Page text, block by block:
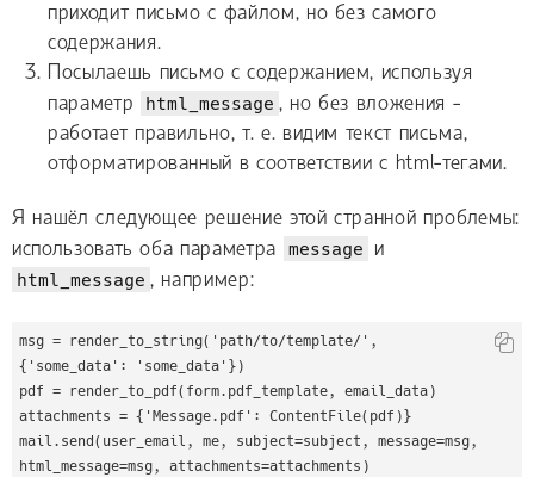
приходит письмо с файлом, но без самого
содержания.
Посылаешь письмо с содержанием, используя
параметр
html_message , но без вложения -
работает правильно, т. е. видим текст письма,
отформатированный в соответствии с html-тегами.
Я нашёл следующее решение этой странной проблемы:
использовать оба параметра
message и
html_message , например:
msg = render_to_string('path/to/template/',
{'some_data': 'some_data'})
pdf = render_to_pdf(form.pdf_template, email_data)
attachments = {'Message.pdf': ContentFile(pdf)}
mail.send(user_email, me, subject=subject, message=msg,
html_message=msg, attachments=attachments)